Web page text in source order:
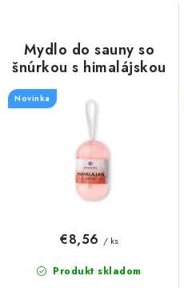
o
d
u
p
r
o
Mydlo do sauny so
šnúrkou s himalájskou
soľou, 180g
Novinka
Produkt skladom
€8,56 / ks